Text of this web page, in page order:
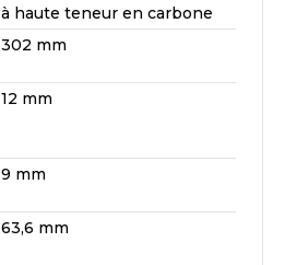
à haute teneur en carbone
302 mm
12 mm
9 mm
63,6 mm